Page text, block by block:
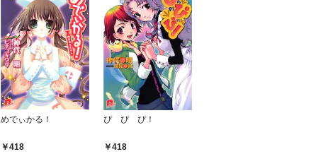
めでぃかる！
418
ぴ ぴ ぴ！
418